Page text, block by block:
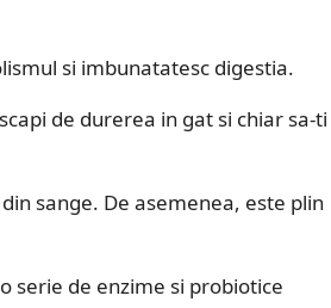
si imbunatatesc digestia.
de durerea in gat si chiar sa-ti
sange. De asemenea, este plin
serie de enzime si probiotice